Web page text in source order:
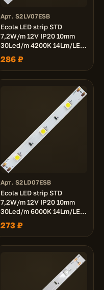
Арт. S2LV07ESB
Ecola LED strip STD
7,2W/m 12V IP20 10mm
30Led/m 4200K 14Lm/LED
420Lm/m светодиодная
лента на катушке 5м.
286 ₽
Арт. S2LD07ESB
Ecola LED strip STD
7,2W/m 12V IP20 10mm
30Led/m 6000K 14Lm/LED
420Lm/m светодиодная
лента на катушке 5м.
273 ₽